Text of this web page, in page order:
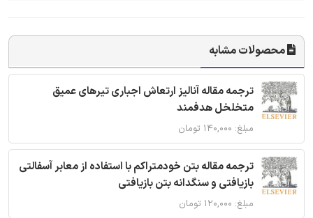
محصولات مشابه
ترجمه مقاله آنالیز ارتعاش اجباری تیرهای عمیق
متخلخل هدفمند
مبلغ: ۱۴۰,۰۰۰ تومان
ترجمه مقاله بتن خودمتراکم با استفاده از معابر آسفالتی
بازیافتی و سنگدانه بتن بازیافتی
مبلغ: ۱۲۰,۰۰۰ تومان